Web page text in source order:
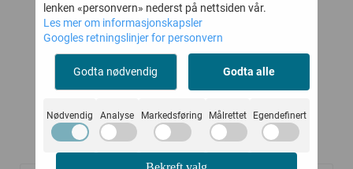
BORRELÅS MARINE
299,-
Kjøp
TOBACCO BROWN
Kjøp
Kunder kjøpte også
lenken «personvern» nederst på nettsiden vår.
Les mer om informasjonskapsler
Googles retningslinjer for personvern
Godta nødvendig Godta alle
Nødvendig Analyse Markedsføring Målrettet Egendefinert